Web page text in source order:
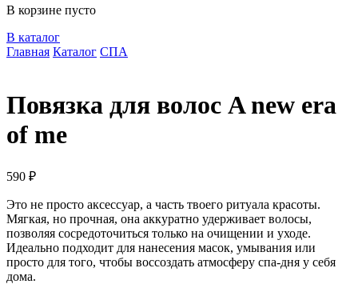
В корзине пусто
В каталог
Главная Каталог СПА
Повязка для волос A new era
of me
590 ₽
Это не просто аксессуар, а часть твоего ритуала красоты.
Мягкая, но прочная, она аккуратно удерживает волосы,
позволяя сосредоточиться только на очищении и уходе.
Идеально подходит для нанесения масок, умывания или
просто для того, чтобы воссоздать атмосферу спа-дня у себя
дома.